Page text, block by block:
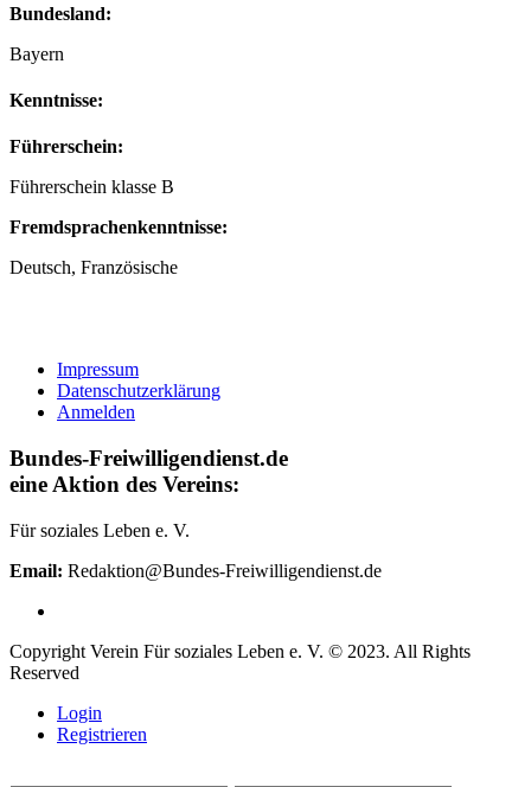
Bundesland:
Bayern
Kenntnisse:
Führerschein:
Führerschein klasse B
Fremdsprachenkenntnisse:
Deutsch, Französische
Impressum
Datenschutzerklärung
Anmelden
Bundes-Freiwilligendienst.de
eine Aktion des Vereins:
Für soziales Leben e. V.
Email: Redaktion@Bundes-Freiwilligendienst.de
Copyright Verein Für soziales Leben e. V. © 2023. All Rights
Reserved
Login
Registrieren